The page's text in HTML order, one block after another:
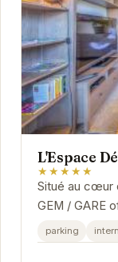
L'Espace
★★★★★
Situé au cœur
GEM / GARE
élégant. À
parking